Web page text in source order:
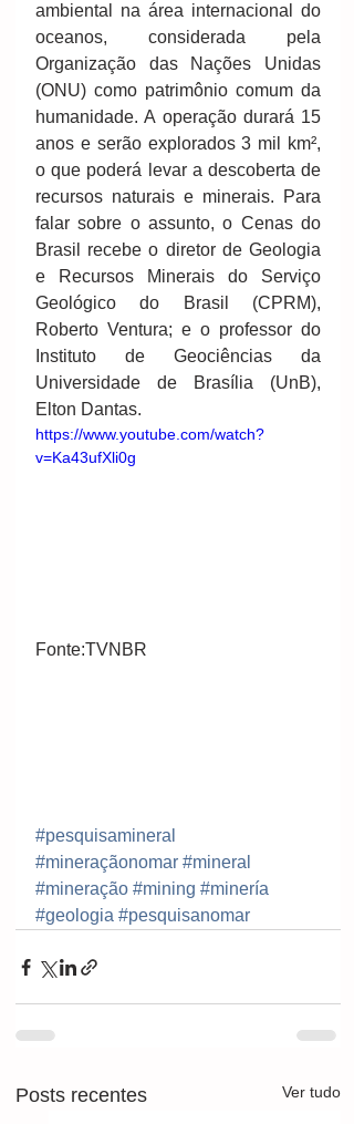
ambiental na área internacional do
oceanos, considerada pela
Organização das Nações Unidas
(ONU) como patrimônio comum da
humanidade. A operação durará 15
anos e serão explorados 3 mil km²,
o que poderá levar a descoberta de
recursos naturais e minerais. Para
falar sobre o assunto, o Cenas do
Brasil recebe o diretor de Geologia
e Recursos Minerais do Serviço
Geológico do Brasil (CPRM),
Roberto Ventura; e o professor do
Instituto de Geociências da
Universidade de Brasília (UnB),
Elton Dantas.
https://www.youtube.com/watch?
v=Ka43ufXli0g
Fonte:TVNBR
#pesquisamineral
#mineraçãonomar #mineral
#mineração #mining #minería
#geologia #pesquisanomar
Posts recentes Ver tudo